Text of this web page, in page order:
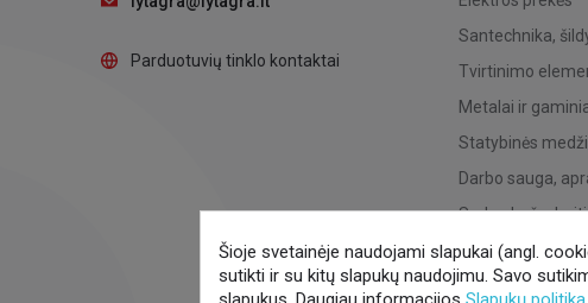
Parduotuvių tinklo kontaktai
Santechnika,
Tvirtinimo
Metalai ir
Statybinės
Darbo sauga,
Sodo, daržo,
Originalios ž. ū.
Ž. ū. technikos
Šioje svetainėje naudojami slapukai (angl.
sutikti ir su kitų slapukų naudojimu. Savo